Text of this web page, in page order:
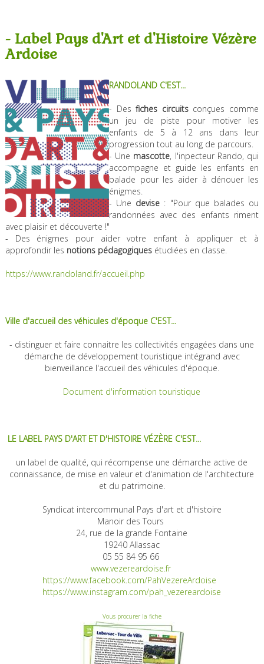
- Label Pays d'Art et d'Histoire Vézère
Ardoise
RANDOLAND C'EST...
- Desfiches circuits conçues comme
un jeu de piste pour motiver les
enfants de 5 à 12 ans dans leur
progression tout au long de parcours.
- Une mascotte, l'inpecteur Rando, qui
accompagne et guide les enfants en
balade pour les aider à dénouer les
énigmes.
- Une devise : "Pour que balades ou
randonnées avec des enfants riment
avec plaisir et découverte !"
- Des énigmes pour aider votre enfant à appliquer et à
approfondir les notions pédagogiquesétudiées en classe.
https://www.randoland.fr/accueil.php
Ville d'accueil des véhicules d'époque C'EST...
- distinguer et faire connaitre les collectivités engagées dans une
démarche de développement touristique intégrand avec
bienveillance l'accueil des véhicules d'époque.
Document d'information touristique
LE LABEL PAYS D'ART ET D'HISTOIRE VÉZÈRE C'EST...
un label de qualité, qui récompense une démarche active de
connaissance, de mise en valeur et d'animation de l'architecture
et du patrimoine.
Syndicat intercommunal Pays d'art et d'histoire
Manoir des Tours
24, rue de la grande Fontaine
19240 Allassac
05 55 84 95 66
www.vezereardoise.fr
https://www.facebook.com/PahVezereArdoise
https://www.instagram.com/pah_vezereardoise
Vous procurer la fiche